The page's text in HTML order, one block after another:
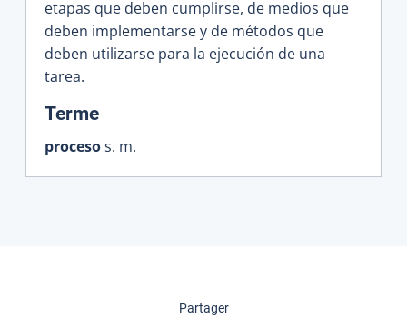
etapas que deben cumplirse, de medios que
deben implementarse y de métodos que
deben utilizarse para la ejecución de una
tarea.
Terme:
procesos. m.
Partagercette page